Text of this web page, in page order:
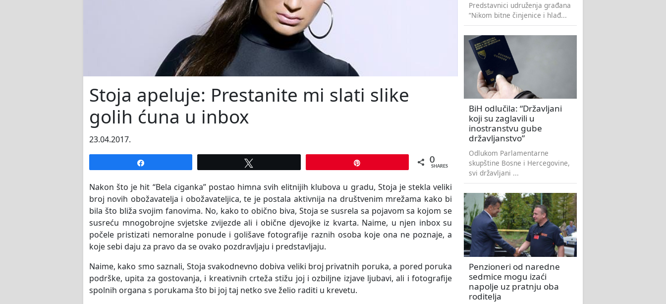
Stoja apeluje: Prestanite mi slati slike
golih ćuna u inbox
23.04.2017.
0
SHARES
Nakon što je hit “Bela ciganka” postao himna svih elitnijih klubova u gradu, Stoja je stekla veliki
broj novih obožavatelja i obožavateljica, te je postala aktivnija na društvenim mrežama kako bi
bila što bliža svojim fanovima. No, kako to obično biva, Stoja se susrela sa pojavom sa kojom se
susreću mnogobrojne svjetske zvijezde ali i obične djevojke iz kvarta. Naime, u njen inbox su
počele pristizati nemoralne ponude i golišave fotografije raznih osoba koje ona ne poznaje, a
koje sebi daju za pravo da se ovako pozdravljaju i predstavljaju.
Naime, kako smo saznali, Stoja svakodnevno dobiva veliki broj privatnih poruka, a pored poruka
podrške, upita za gostovanja, i kreativnih crteža stižu joj i ozbiljne izjave ljubavi, ali i fotografije
spolnih organa s porukama što bi joj taj netko sve želio raditi u krevetu.
Predstavnici udruženja građana
“Nikom bitne činjenice i hlađ...
BiH odlučila: “Državljani
koji su zaglavili u
inostranstvu gube
državljanstvo”
Odlukom Parlamentarne
skupštine Bosne i Hercegovine,
svi državljani ...
Penzioneri od naredne
sedmice mogu izaći
napolje uz pratnju oba
roditelja